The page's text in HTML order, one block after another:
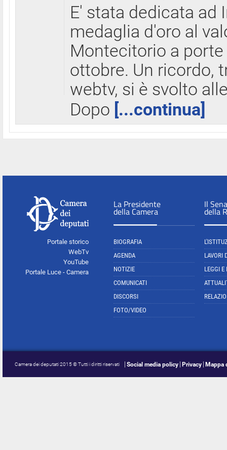
E' stata dedicata ad
medaglia d'oro al
Montecitorio a
ottobre. Un ricordo,
webtv, si è svolto
Dopo [...continua]
Portale storico
WebTv
YouTube
Portale Luce - Camera
La Presidente
della Camera
BIOGRAFIA
AGENDA
NOTIZIE
COMUNICATI
DISCORSI
FOTO/VIDEO
Il
della
LAVORI
LEGGI E
Camera dei deputati 2015 © Tutti i diritti riservati Social media policy Privacy Mappa